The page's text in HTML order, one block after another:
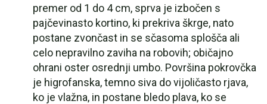
premer od 1 do 4 cm, sprva je izbočen s
pajčevinasto kortino, ki prekriva škrge, nato
postane zvončast in se sčasoma splošča ali
celo nepravilno zaviha na robovih; običajno
ohrani oster osrednji umbo. Površina pokrovčka
je higrofanska, temno siva do vijoličasto rjava,
ko je vlažna, in postane bledo plava, ko se